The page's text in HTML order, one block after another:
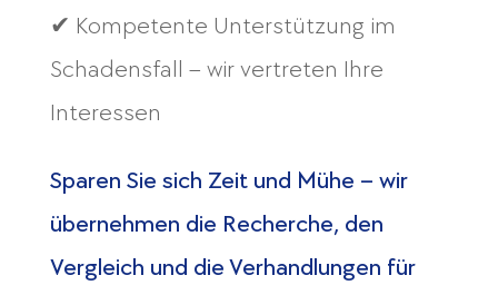
✔ Kompetente Unterstützung im
Schadensfall – wir vertreten Ihre
Interessen
Sparen Sie sich Zeit und Mühe – wir
übernehmen die Recherche, den
Vergleich und die Verhandlungen für